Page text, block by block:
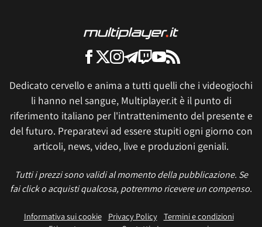
Dedicato cervello e anima a tutti quelli che i videogiochi
li hanno nel sangue, Multiplayer.it è il punto di
riferimento italiano per l'intrattenimento del presente e
del futuro. Preparatevi ad essere stupiti ogni giorno con
articoli, news, video, live e produzioni geniali.
Tutti i prezzi sono validi al momento della pubblicazione. Se
fai click o acquisti qualcosa, potremmo ricevere un compenso.
Informativa sui cookie Privacy Policy
Termini e condizioni